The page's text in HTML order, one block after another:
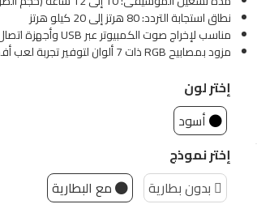
نطاق استجابة التردد: 80 هرتز إلى 20 كيلو هرتز
مناسب لإخراج صوت الكمبيوتر عبر USB وأجهزة اتصال Bluetooth
مزود بمصابيح RGB ذات 7 ألوان لتوفير تجربة لعب أفضل
إختر لون
أسود
إختر نموذج
بدون بطارية
مع البطارية